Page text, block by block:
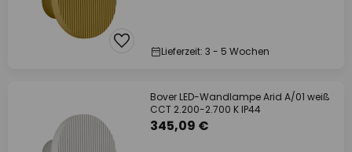
Lieferzeit: 3 - 5 Wochen
Bover LED-Wandlampe Arid A/01 weiß
CCT 2.200-2.700 K IP44
345,09 €